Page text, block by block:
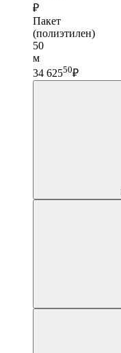
₽
Пакет
(полиэтилен)
50
м
34 62550₽